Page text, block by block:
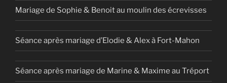
Mariage de Sophie & Benoit au moulin des écrevisses
Séance après mariage d’Elodie & Alex à Fort-Mahon
Séance après mariage de Marine & Maxime au Tréport